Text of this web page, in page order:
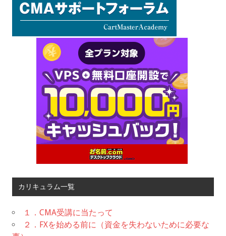
カリキュラム一覧
１．CMA受講に当たって
２．FXを始める前に（資金を失わないために必要な